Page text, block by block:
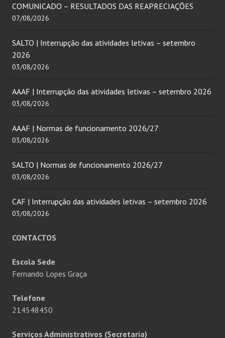
COMUNICADO – RESULTADOS DAS REAPRECIAÇÕES
07/08/2026
SALTO | Interrupção das atividades letivas – setembro
2026
03/08/2026
AAAF | Interrupção das atividades letivas – setembro 2026
03/08/2026
AAAF | Normas de funcionamento 2026/27
03/08/2026
SALTO | Normas de funcionamento 2026/27
03/08/2026
CAF | Interrupção das atividades letivas – setembro 2026
03/08/2026
CONTACTOS
Escola Sede
Fernando Lopes Graça
Telefone
214548450
Serviços Administrativos (Secretaria)